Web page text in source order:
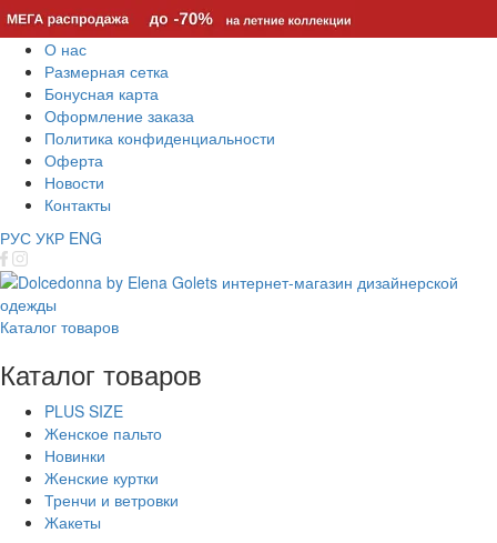
О нас
Размерная сетка
Бонусная карта
Оформление заказа
Политика конфиденциальности
Оферта
Новости
Контакты
РУС УКР ENG
Каталог товаров
Каталог товаров
PLUS SIZE
Женское пальто
Новинки
Женские куртки
Тренчи и ветровки
Жакеты